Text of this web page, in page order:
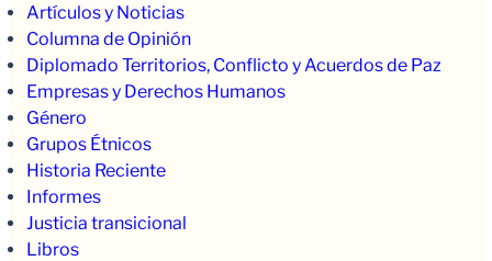
Artículos y Noticias
Columna de Opinión
Diplomado Territorios, Conflicto y Acuerdos de Paz
Empresas y Derechos Humanos
Género
Grupos Étnicos
Historia Reciente
Informes
Justicia transicional
Libros